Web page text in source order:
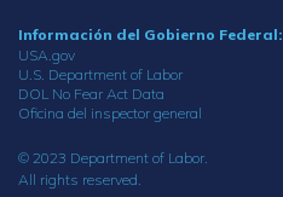
Información del Gobierno Federal:
USA.gov
U.S. Department of Labor
DOL No Fear Act Data
Oficina del inspector general
© 2023 Department of Labor.
All rights reserved.